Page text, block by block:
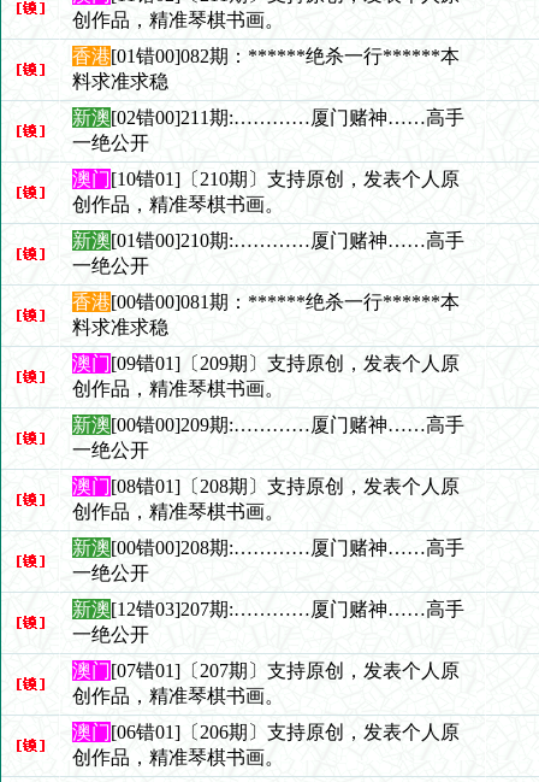
创作品，精准琴棋书画。
香港[01错00]082期：******绝杀一行******本
料求准求稳
新澳[02错00]211期:…………厦门赌神……高手
一绝公开
澳门[10错01]〔210期〕支持原创，发表个人原
创作品，精准琴棋书画。
新澳[01错00]210期:…………厦门赌神……高手
一绝公开
香港[00错00]081期：******绝杀一行******本
料求准求稳
澳门[09错01]〔209期〕支持原创，发表个人原
创作品，精准琴棋书画。
新澳[00错00]209期:…………厦门赌神……高手
一绝公开
澳门[08错01]〔208期〕支持原创，发表个人原
创作品，精准琴棋书画。
新澳[00错00]208期:…………厦门赌神……高手
一绝公开
新澳[12错03]207期:…………厦门赌神……高手
一绝公开
澳门[07错01]〔207期〕支持原创，发表个人原
创作品，精准琴棋书画。
澳门[06错01]〔206期〕支持原创，发表个人原
创作品，精准琴棋书画。